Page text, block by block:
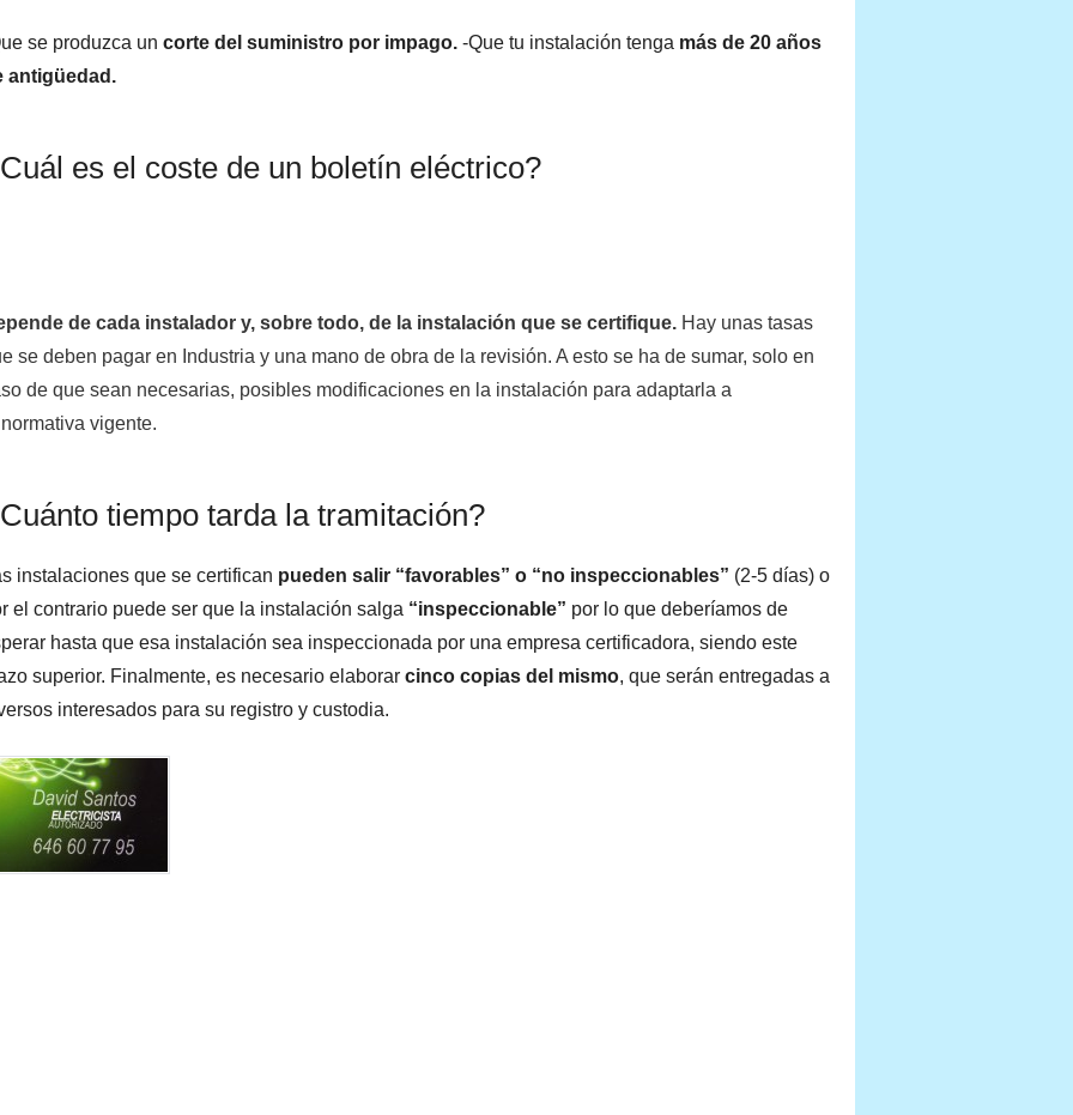
se produzca un corte del suministro por impago. -Que tu instalación tenga más de 20 años
antigüedad.
es el coste de un boletín eléctrico?
de cada instalador y, sobre todo, de la instalación que se certifique. Hay unas tasas
se deben pagar en Industria y una mano de obra de la revisión. A esto se ha de sumar, solo en
de que sean necesarias, posibles modificaciones en la instalación para adaptarla a
normativa vigente.
tiempo tarda la tramitación?
instalaciones que se certifican pueden salir “favorables” o “no inspeccionables” (2-5 días) o
el contrario puede ser que la instalación salga “inspeccionable” por lo que deberíamos de
hasta que esa instalación sea inspeccionada por una empresa certificadora, siendo este
superior. Finalmente, es necesario elaborar cinco copias del mismo, que serán entregadas a
interesados para su registro y custodia.